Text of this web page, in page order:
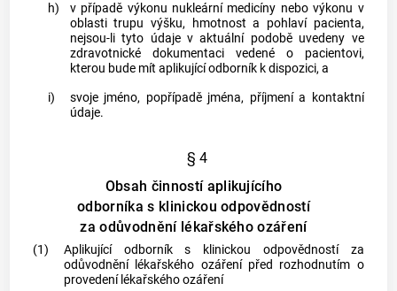
h)
v případě výkonu nukleární medicíny nebo výkonu v
oblasti trupu výšku, hmotnost a pohlaví pacienta,
nejsou-li tyto údaje v aktuální podobě uvedeny ve
zdravotnické dokumentaci vedené o pacientovi,
kterou bude mít aplikující odborníkk dispozici, a
i)
svoje jméno, popřípadě jména, příjmení a kontaktní
údaje.
§ 4
Obsah činností aplikujícího
odborníka s klinickou odpovědností
za odůvodnění lékařského ozáření
(1) Aplikující odborníks klinickou odpovědnostíza
odůvodnění lékařského ozářenípřed rozhodnutím o
provedení lékařského ozáření